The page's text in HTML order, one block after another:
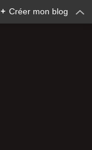
+ Créer mon blog